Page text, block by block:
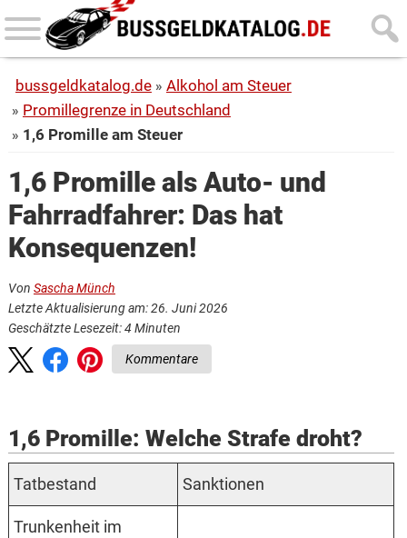
Skip
to
content
Skip
to
sidebar
bussgeldkatalog.de
Alkohol am Steuer
Promillegrenze in Deutschland
1,6 Promille am Steuer
1,6 Promille als Auto- und
Fahrradfahrer: Das hat
Konsequenzen!
Von Sascha Münch
Letzte Aktualisierung am: 26. Juni 2026
Geschätzte Lesezeit:4 Minuten
Kommentare
1,6 Promille: Welche Strafe droht?
Tatbestand Sanktionen
Trunkenheit im